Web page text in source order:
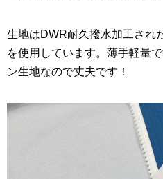
生地はDWR耐久撥水加工され
を使用しています。薄手軽量
ン生地なので丈夫です！